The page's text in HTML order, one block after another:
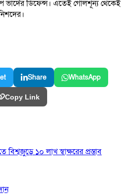
ভার্দের ডিফেন্স। এতেই গোলশূন্য থেকেই
Share WhatsApp
Copy Link
১০ লাখ স্বাক্ষরের প্রস্তাব